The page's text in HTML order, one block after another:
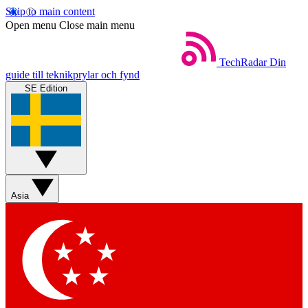
Skip to main content
Open menu Close main menu
TechRadar Din
guide till teknikprylar och fynd
SE Edition
Asia